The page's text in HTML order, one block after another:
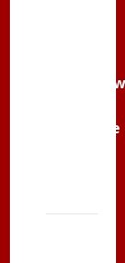
Siatkówce